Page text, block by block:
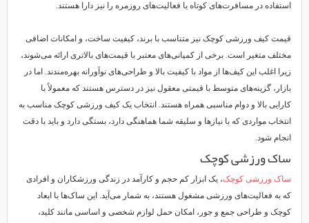
استفاده در مسافرت‌های کوتاه یا فعالیت‌های روزمره را نیز دارا هستند.
قیمت کیف ورزشی کوچک نیز متناسب با برند، کیفیت ساخت، و امکانات اضافی
مختلف متغیر است. برخی از کمپانی‌های معتبر با قیمت‌های بالاتری ارائه می‌شوند،
زیرا اغلب این کیف‌ها از مواد با کیفیت بالا و طراحی‌های نوآورانه بهره‌مندند. اما در
بازار، گزینه‌های متوسط با قیمتی معقول نیز در دسترس هستند که معمولاً با
کارایی بالا و دوام مناسبی همراه هستند. انتخاب یک کیف ورزشی کوچک مناسب به
انتخاب مواردی که با نیازها و سلیقه شما هماهنگی دارد، بستگی دارد و باید با دقت
انجام شود.
ساک ورزشی کوچک
ساک ورزشی کوچک، یک ابزار کم حجم و کارآمد در زندگی ورزشکاران و افرادی
که به فعالیت‌های ورزشی مشغول هستند، به شمار می‌آید. این ساک‌ها با ابعاد
کوچک و طراحی جمع و جور، امکان حمل لوازم شخصی و اساسی مانند کلید،